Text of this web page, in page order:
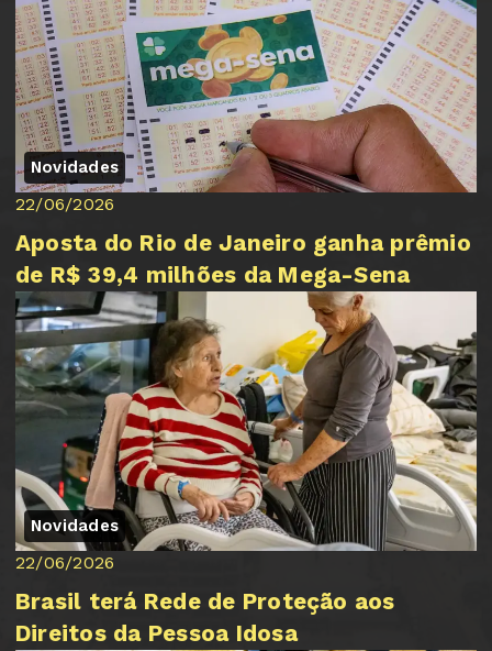
Novidades
22/06/2026
Aposta do Rio de Janeiro ganha prêmio
de R$ 39,4 milhões da Mega-Sena
Novidades
22/06/2026
Brasil terá Rede de Proteção aos
Direitos da Pessoa Idosa